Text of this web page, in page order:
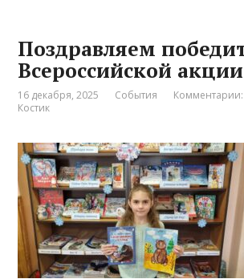
Поздравляем
Всероссийской акции
16 декабря, 2025 События
Костик